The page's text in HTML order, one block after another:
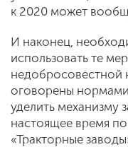
к 2020 может
И наконец,
использовать те
недобросовестной
оговорены
уделить механизму
настоящее время
«Тракторные